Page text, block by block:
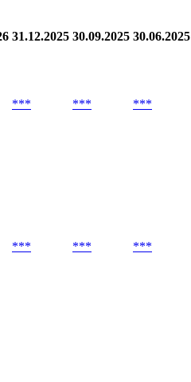
31.12.2025 30.09.2025 30.06.2025
*** *** ***
*** *** ***